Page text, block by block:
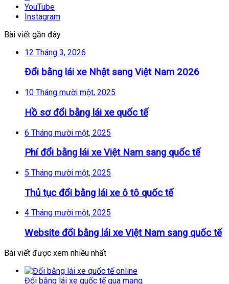
YouTube
Instagram
Bài viết gần đây
12 Tháng 3, 2026
Đổi bằng lái xe Nhật sang Việt Nam 2026
10 Tháng mười một, 2025
Hồ sơ đổi bằng lái xe quốc tế
6 Tháng mười một, 2025
Phí đổi bằng lái xe Việt Nam sang quốc tế
5 Tháng mười một, 2025
Thủ tục đổi bằng lái xe ô tô quốc tế
4 Tháng mười một, 2025
Website đổi bằng lái xe Việt Nam sang quốc tế
Bài viết được xem nhiều nhất
Đổi bằng lái xe quốc tế qua mạng